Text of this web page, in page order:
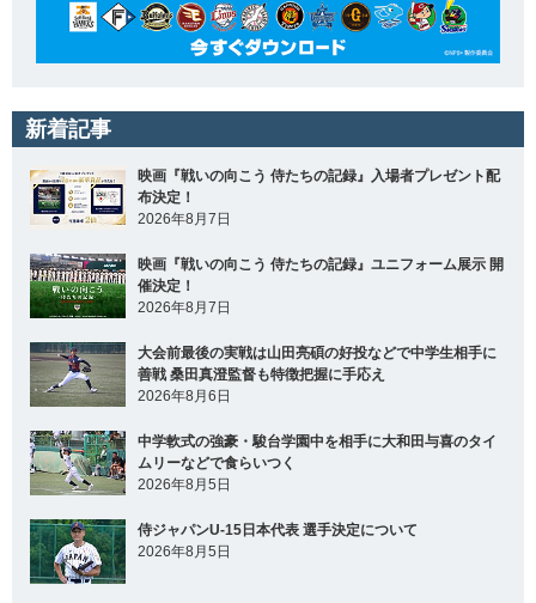
新着記事
映画『戦いの向こう 侍たちの記録』入場者プレゼント配
布決定！
2026年8月7日
映画『戦いの向こう 侍たちの記録』ユニフォーム展示 開
催決定！
2026年8月7日
大会前最後の実戦は山田亮碩の好投などで中学生相手に
善戦 桑田真澄監督も特徴把握に手応え
2026年8月6日
中学軟式の強豪・駿台学園中を相手に大和田与喜のタイ
ムリーなどで食らいつく
2026年8月5日
侍ジャパンU-15日本代表 選手決定について
2026年8月5日